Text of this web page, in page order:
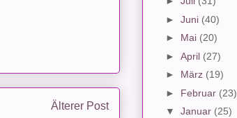
Älterer Post
► Juni (40)
► Mai (20)
► April (27)
► März (19)
► Februar (23)
▼ Januar (25)